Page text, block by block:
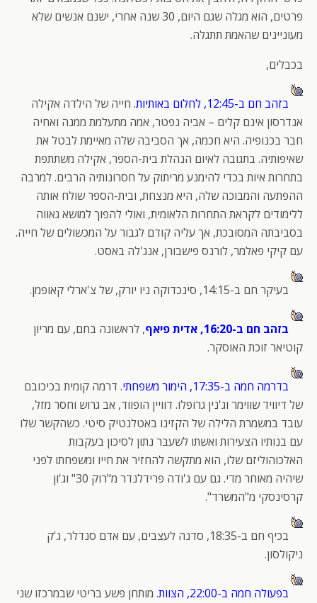
פרטים, הוא מגלה שגם היום, 30 שנה אחרי, ישנם אנשים שלא
מעוניינים שהאמת תתגלה.
בכבלים,
בזהב חם ב-12:45, לחלום באותיות
. חייה של הילדה אקילה
אנדרסון אינם קלים – אביה נפטר, אמה מתעלמת ממנה ואחיה
חבר בכנופיה. היא חכמה, אך הסביבה שלה מאיימת לבטל את
שאיפותיה. בתגובה לאיום הנהלת בית-הספר, אקילה משתתפת
בתחרות איות בכדי להימנע מריתוק על חסרונותיה הרבים. למרבה
ההפתעה והמבוכה שלה, היא מנצחת, ובית-הספר שולח אותה
ללימודים לקראת התחרות הלאומית, ואולי להפוך למושא גאווה
בסביבתה המסובכת, אך עליה קודם לגבור על המכשולים של חייה.
עם קיקי פאלמר, לורנס פישבורן, אנג'לה באסט.
בעיקר חם ב-14:15, סינכדוקה ניו יורק, של צ'ארלי קאופמן.
בזהב חם ב-16:20, אדית פיאף
, לראשונה בחם, עם מריון
קוטיאר זוכת האוסקר.
בדרמה חמה ב-17:35, הימור משפחתי
. דרמה קומית בכיכובם
של דיוויד שווימר וג'נין גרופלו. דוויין הופווד, אב גרוש וחסר מזל,
עובד במשמרת הלילה של הקזינו באטלנטיק סיטי. כשהקשר שלו
עם בנותיו הצעירות ואשתו לשעבר נתון לסיכון בעקבות
האלכוהוליזם שלו, הוא מתקשה להחזיר את חייו ומשפחתו לפני
שיהיה מאוחר מדי. גם עם ג'ודה פרידלנדר מ"רוק 30" וג'ון
קרסינסקי מ"המשרד".
בכיף חם ב-18:35, סדנה לעצבים, עם אדם סנדלר, ג'ק
ניקולסון.
בפעולה חמה ב-22:00, הצוות
. מותחן פשע בריטי שבמרכזו שני